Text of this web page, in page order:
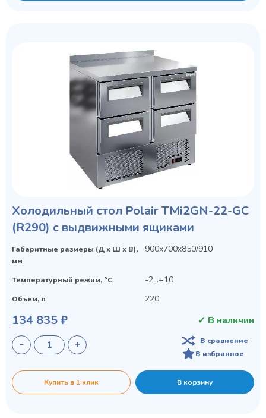
Холодильный стол Polair TMi2GN-22-GC
(R290) с выдвижными ящиками
Габаритные размеры (Д х Ш х В),
мм
900x700x850/910
Температурный режим, °C -2...+10
Объем, л 220
134 835 ₽ ✓ В наличии
В сравнение
В избранное
Купить в 1 клик В корзину